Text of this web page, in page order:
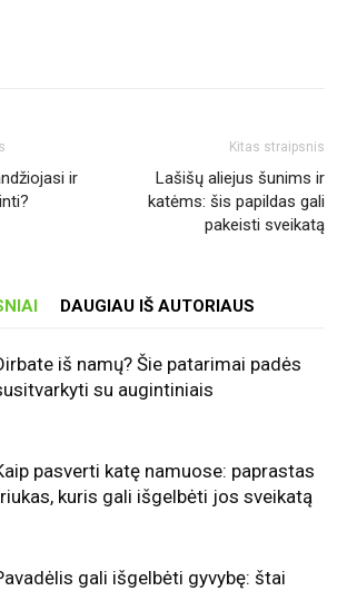
ir
Kitas straipsnis
Lašišų aliejus šunims ir
katėms: šis papildas gali
pakeisti sveikatą
DAUGIAU IŠ AUTORIAUS
iš namų? Šie patarimai padės
su augintiniais
pasverti katę namuose: paprastas
kuris gali išgelbėti jos sveikatą
gali išgelbėti gyvybę: štai